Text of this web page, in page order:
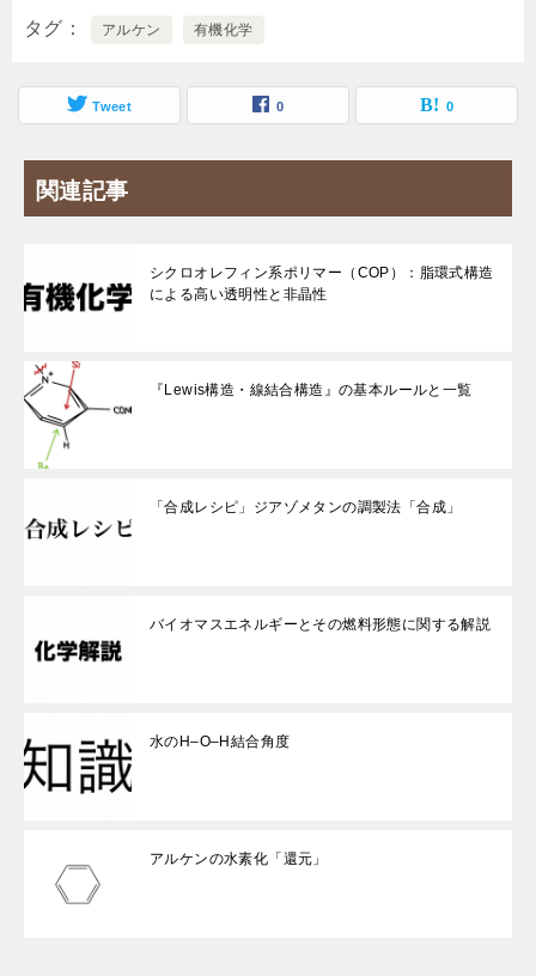
タグ アルケン 有機化学
Tweet 0 0
関連記事
シクロオレフィン系ポリマー（COP）：脂環式構造
による高い透明性と非晶性
『Lewis構造・線結合構造』の基本ルールと一覧
「合成レシピ」ジアゾメタンの調製法「合成」
バイオマスエネルギーとその燃料形態に関する解説
水のH–O–H結合角度
アルケンの水素化「還元」